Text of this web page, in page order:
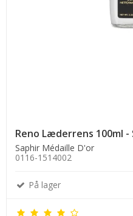
Reno Læderrens 100ml
Saphir Médaille D'or
0116-1514002
På lager